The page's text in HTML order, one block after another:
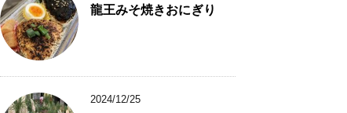
龍王みそ焼きおにぎり
2024/12/25